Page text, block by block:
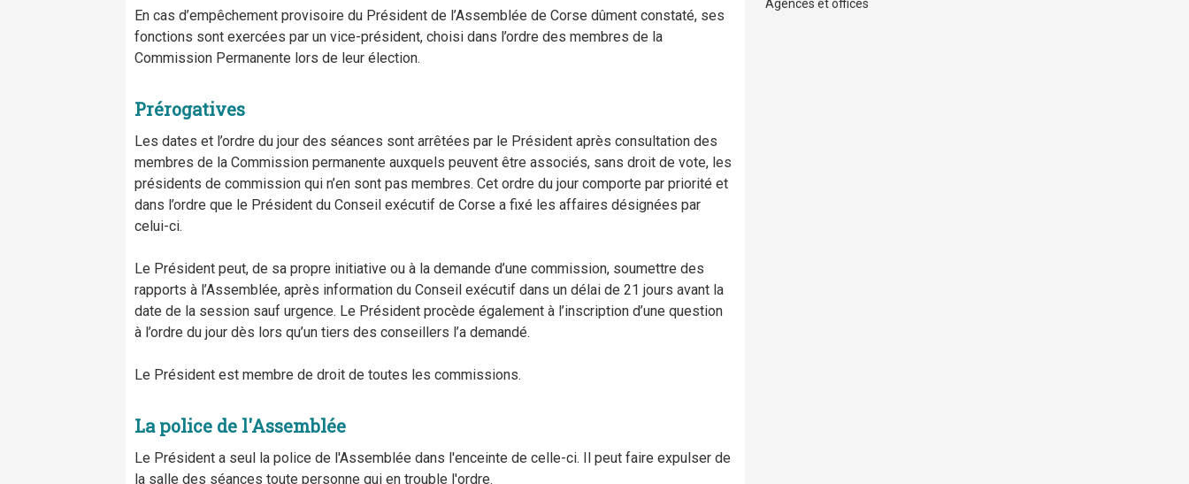
En cas d’empêchement provisoire du Président de l’Assemblée de Corse dûment constaté, ses
fonctions sont exercées par un vice-président, choisi dans l’ordre des membres de la
Commission Permanente lors de leur élection.
Prérogatives
Les dates et l’ordre du jour des séances sont arrêtées par le Président après consultation des
membres de la Commission permanente auxquels peuvent être associés, sans droit de vote, les
présidents de commission qui n’en sont pas membres. Cet ordre du jour comporte par priorité et
dans l’ordre que le Président du Conseil exécutif de Corse a fixé les affaires désignées par
celui-ci.
Le Président peut, de sa propre initiative ou à la demande d’une commission, soumettre des
rapports à l’Assemblée, après information du Conseil exécutif dans un délai de 21 jours avant la
date de la session sauf urgence. Le Président procède également à l’inscription d’une question
à l’ordre du jour dès lors qu’un tiers des conseillers l’a demandé.
Le Président est membre de droit de toutes les commissions.
La police de l'Assemblée
Le Président a seul la police de l'Assemblée dans l'enceinte de celle-ci. Il peut faire expulser de
la salle des séances toute personne qui en trouble l'ordre.
Agences et offices